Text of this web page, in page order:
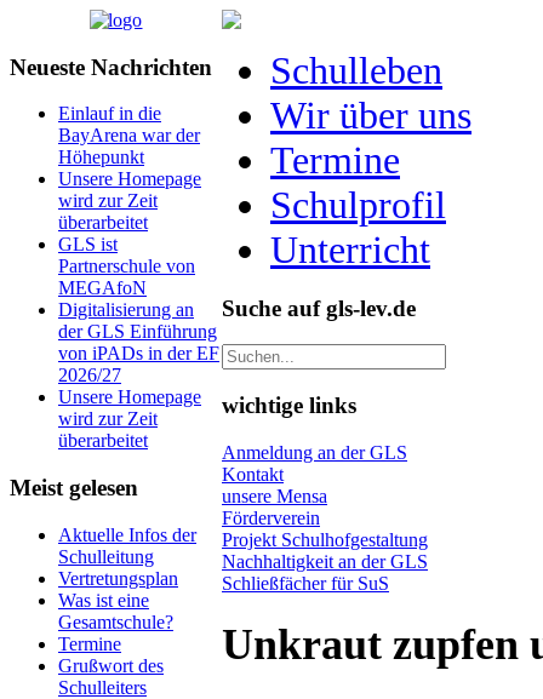
Neueste Nachrichten
Einlauf in die
BayArena war der
Höhepunkt
Unsere Homepage
wird zur Zeit
überarbeitet
GLS ist
Partnerschule von
MEGAfoN
Digitalisierung an
der GLS Einführung
von iPADs in der EF
2026/27
Unsere Homepage
wird zur Zeit
überarbeitet
Meist gelesen
Aktuelle Infos der
Schulleitung
Vertretungsplan
Was ist eine
Gesamtschule?
Termine
Grußwort des
Schulleiters
Schulleben
Wir über uns
Termine
Schulprofil
Unterricht
Suche auf gls-lev.de
wichtige links
Anmeldung an der GLS
Kontakt
unsere Mensa
Förderverein
Projekt Schulhofgestaltung
Nachhaltigkeit an der GLS
Schließfächer für SuS
Unkraut zupfen